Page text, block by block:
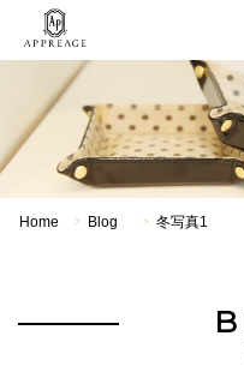
Home > Blog > 冬写真1